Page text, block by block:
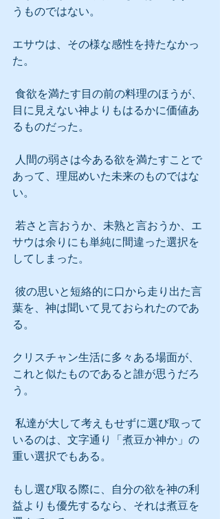
うものではない。
エサウは、その様な感性を持たなかっ
た。
目に見えない神よりもはるかに価値あ
るものだった。
あって、理屈めいた未来のものではな
い。
サウは余りにも単純に間違った選択を
してしまった。
葉を、神は聞いて見ておられたのであ
る。
クリスチャン生活に多々ある場面が、
これと似たものであると誰が思うだろ
う。
いるのは、文字通り「煮豆か神か」の
重い選択でもある。
もし選び取る際に、自分の欲を神の利
益よりも優先するなら、それは煮豆を